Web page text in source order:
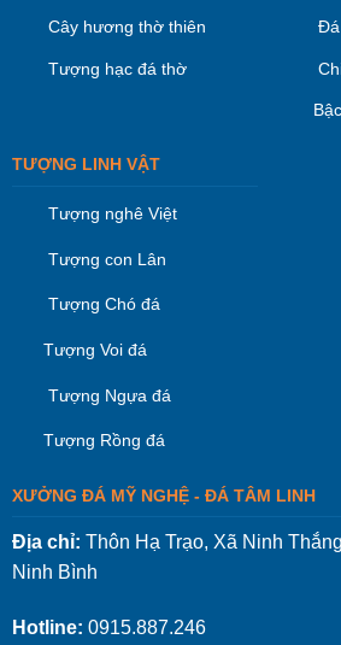
Cây hương thờ thiên
Tượng hạc đá thờ
Đá
TƯỢNG LINH VẬT
Tượng nghê Việt
Tượng con Lân
Tượng Chó đá
Tượng Voi đá
Tượng Ngựa đá
Tượng Rồng đá
XƯỞNG ĐÁ MỸ NGHỆ - ĐÁ TÂM LINH
Địa chỉ: Thôn Hạ Trạo, Xã Ninh
Ninh Bình
Hotline: 0915.887.246